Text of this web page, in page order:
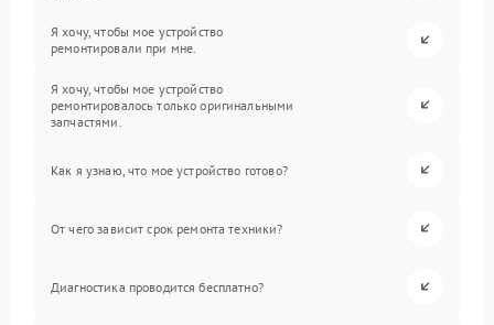
Я хочу, чтобы мое устройство
ремонтировали при мне.
Я хочу, чтобы мое устройство
ремонтировалось только оригинальными
запчастями.
Как я узнаю, что мое устройство готово?
От чего зависит срок ремонта техники?
Диагностика проводится бесплатно?